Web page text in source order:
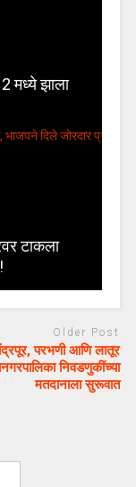
मध्ये झाला
टाकला
Older Post
परभणी आणि लातूर
निवडणुकींच्या
मतदानाला सुरूवात